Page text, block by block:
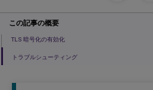
この記事の概要
TLS 暗号化の有効化
トラブルシューティング